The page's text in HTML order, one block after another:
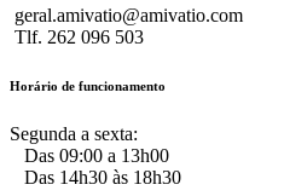
geral.amivatio@amivatio.com
Tlf. 262 096
Horário de funcionamento
Segunda a sexta:
Das 09:00 a 13h00
Das 14h30 às 18h30